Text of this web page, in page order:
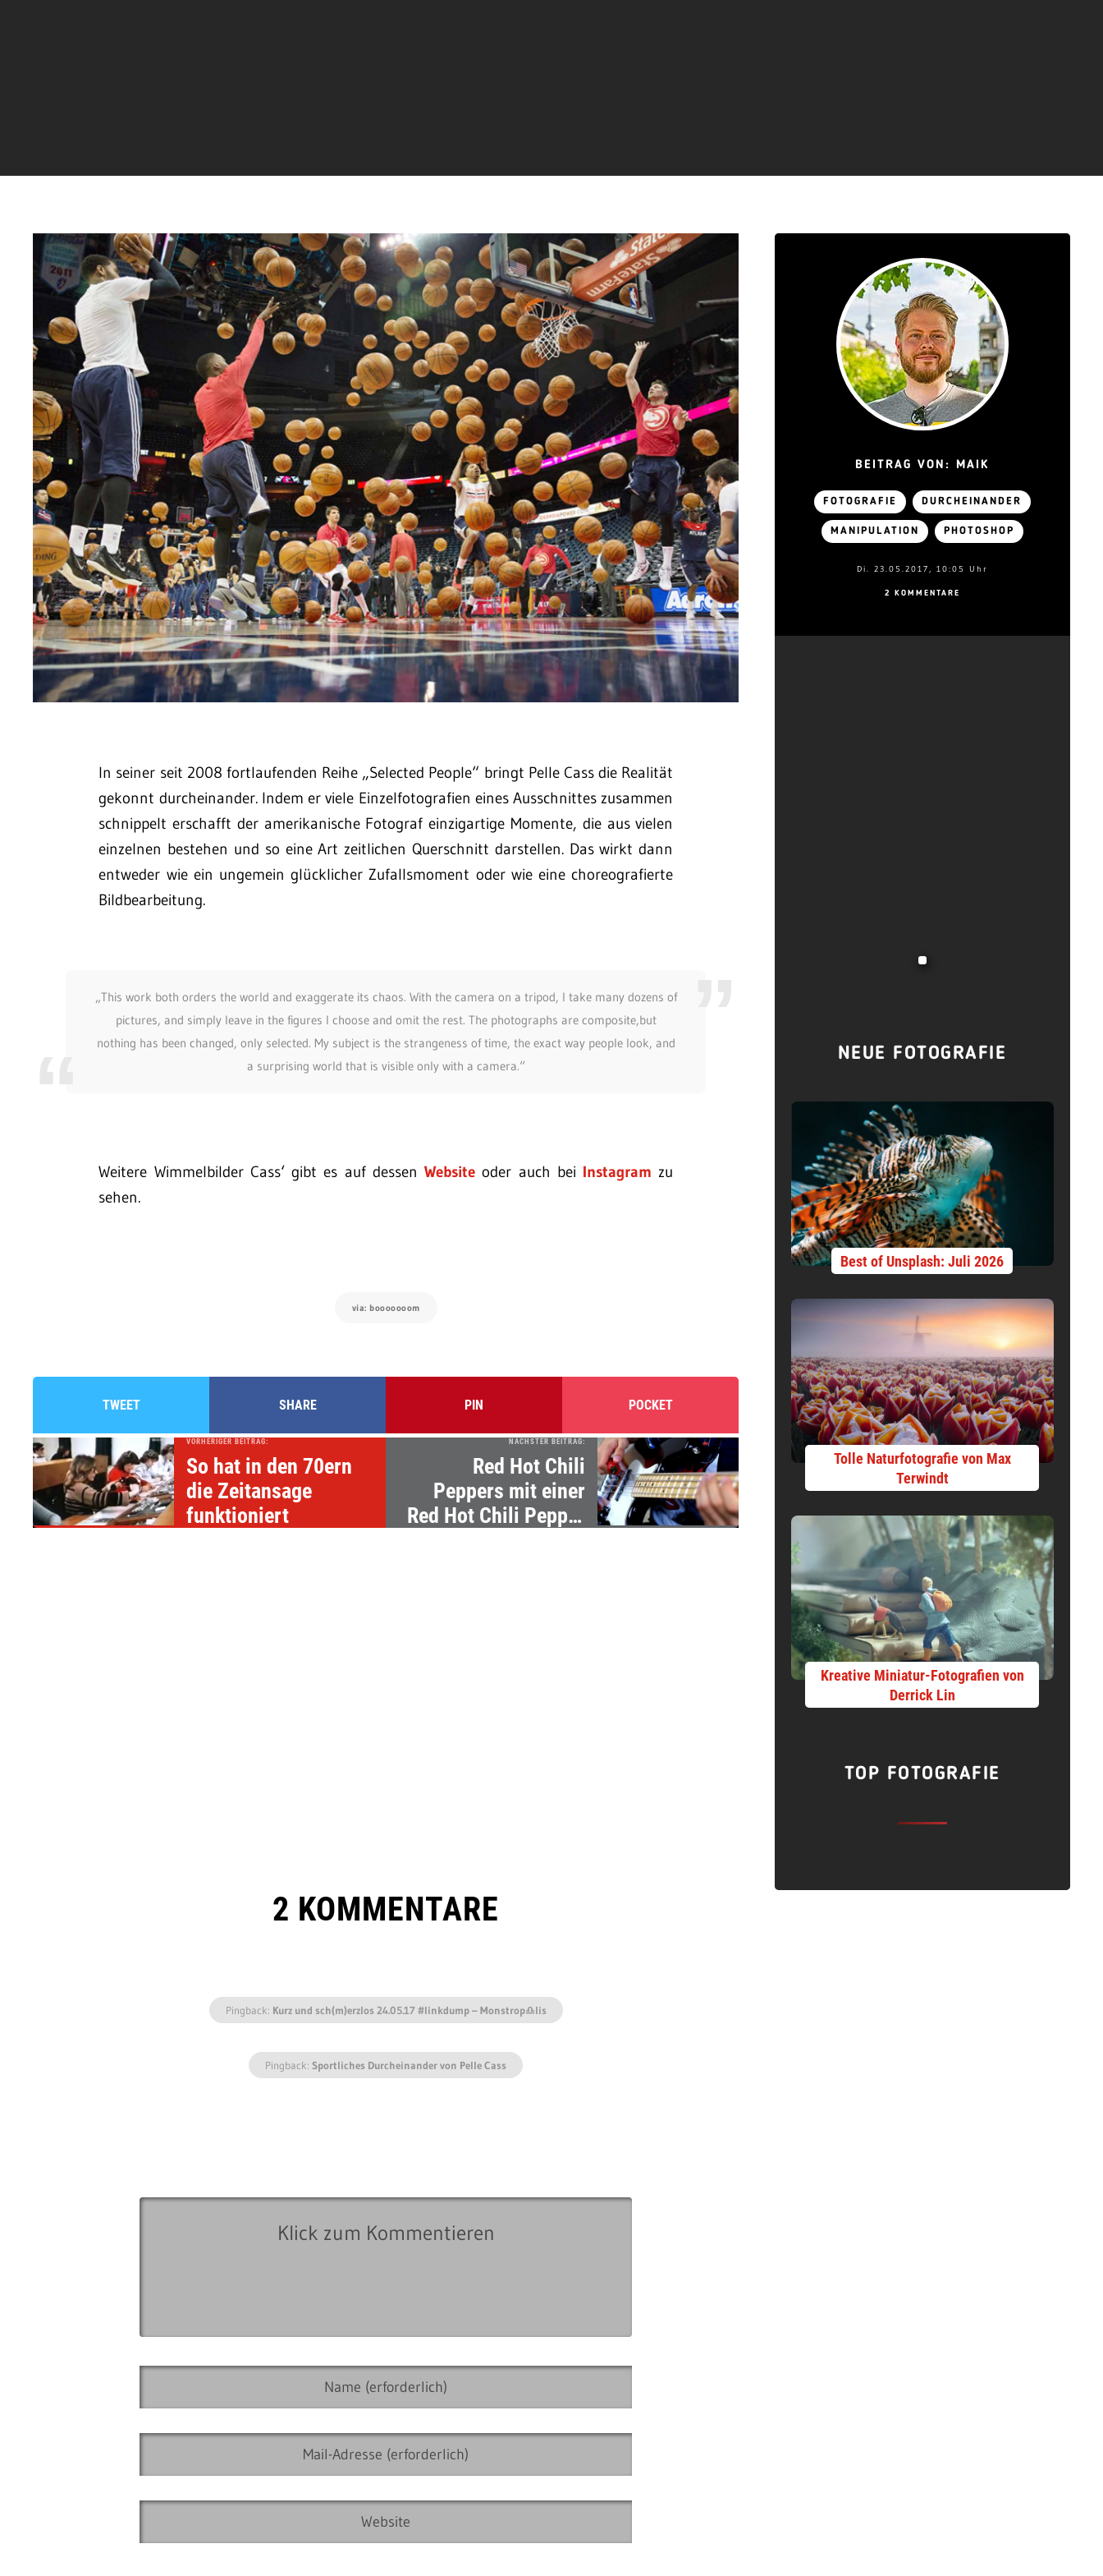
In seiner seit 2008 fortlaufenden Reihe „Selected People“ bringt Pelle Cass die Realität
gekonnt durcheinander. Indem er viele Einzelfotografien eines Ausschnittes zusammen
schnippelt erschafft der amerikanische Fotograf einzigartige Momente, die aus vielen
einzelnen bestehen und so eine Art zeitlichen Querschnitt darstellen. Das wirkt dann
entweder wie ein ungemein glücklicher Zufallsmoment oder wie eine choreografierte
Bildbearbeitung.
„This work both orders the world and exaggerate its chaos. With the camera on a tripod, I take many dozens of
pictures, and simply leave in the figures I choose and omit the rest. The photographs are composite,but
nothing has been changed, only selected. My subject is the strangeness of time, the exact way people look, and
a surprising world that is visible only with a camera.“
Weitere Wimmelbilder Cass‘ gibt es auf dessenWebsite oder auch bei Instagram zu
sehen.
via: booooooom
TWEET SHARE PIN POCKET
VORHERIGER BEITRAG:
So hat in den 70ern
die Zeitansage
funktioniert
NÄCHSTER BEITRAG:
Red Hot Chili
Peppers mit einer
Red Hot Chili Pepper
2 KOMMENTARE
Pingback: Kurz und sch(m)erzlos 24.05.17 #linkdump – Monstrop♎︎lis
Pingback:Sportliches Durcheinander von Pelle Cass
BEITRAG VON: MAIK
FOTOGRAFIE DURCHEINANDER
MANIPULATION PHOTOSHOP
Di. 23.05.2017, 10:05 Uhr
2 KOMMENTARE
NEUE FOTOGRAFIE
Best of Unsplash: Juli 2026
Tolle Naturfotografie von Max
Terwindt
Kreative Miniatur-Fotografien von
Derrick Lin
TOP FOTOGRAFIE